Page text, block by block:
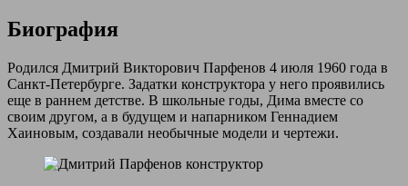
Биография
Родился Дмитрий Викторович Парфенов 4 июля 1960 года в
Санкт-Петербурге. Задатки конструктора у него проявились
еще в раннем детстве. В школьные годы, Дима вместе со
своим другом, а в будущем и напарником Геннадием
Хаиновым, создавали необычные модели и чертежи.